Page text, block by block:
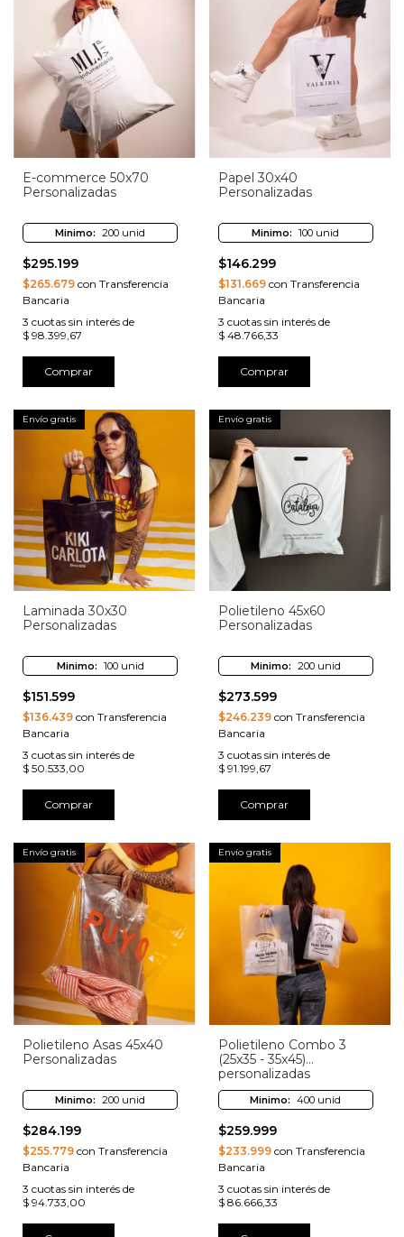
E-commerce 50x70
Personalizadas
Minimo: 200 unid
$295.199
$265.679 con Transferencia
Bancaria
3 cuotas sin interés de
$ 98.399,67
Comprar
Papel 30x40
Personalizadas
Minimo: 100 unid
$146.299
$131.669con Transferencia
Bancaria
3 cuotas sin interés de
$ 48.766,33
Comprar
Envío gratis
Laminada 30x30
Personalizadas
Minimo: 100 unid
$151.599
$136.439 con Transferencia
Bancaria
3 cuotas sin interés de
$ 50.533,00
Comprar
Envío gratis
Polietileno 45x60
Personalizadas
Minimo: 200 unid
$273.599
$246.239con Transferencia
Bancaria
3 cuotas sin interés de
$ 91.199,67
Comprar
Envío gratis
Polietileno Asas 45x40
Personalizadas
Minimo: 200 unid
$284.199
$255.779 con Transferencia
Bancaria
3 cuotas sin interés de
$ 94.733,00
Envío gratis
Polietileno Combo 3
(25x35 - 35x45)
personalizadas
Minimo: 400 unid
$259.999
$233.999con Transferencia
Bancaria
3 cuotas sin interés de
$ 86.666,33